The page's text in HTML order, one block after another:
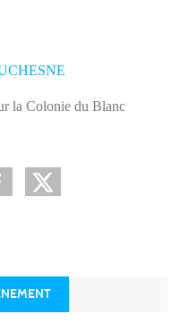
la Colonie du Blanc